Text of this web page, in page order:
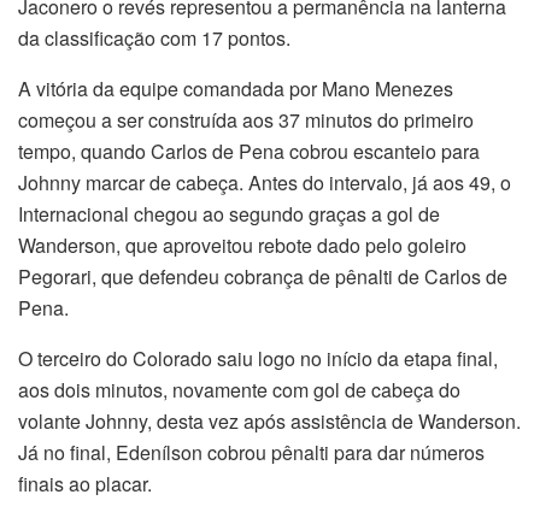
Jaconero o revés representou a permanência na lanterna
da classificação com 17 pontos.
A vitória da equipe comandada por Mano Menezes
começou a ser construída aos 37 minutos do primeiro
tempo, quando Carlos de Pena cobrou escanteio para
Johnny marcar de cabeça. Antes do intervalo, já aos 49, o
Internacional chegou ao segundo graças a gol de
Wanderson, que aproveitou rebote dado pelo goleiro
Pegorari, que defendeu cobrança de pênalti de Carlos de
Pena.
O terceiro do Colorado saiu logo no início da etapa final,
aos dois minutos, novamente com gol de cabeça do
volante Johnny, desta vez após assistência de Wanderson.
Já no final, Edenílson cobrou pênalti para dar números
finais ao placar.